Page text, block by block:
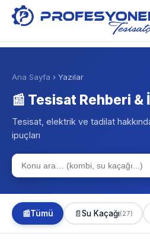
Ana Sayfa › Yazılar
📰 Tesisat Rehberi &
Tesisat, elektrik ve tadilat
ipuçları
📰Tümü 📄Su Kaçağı(27)